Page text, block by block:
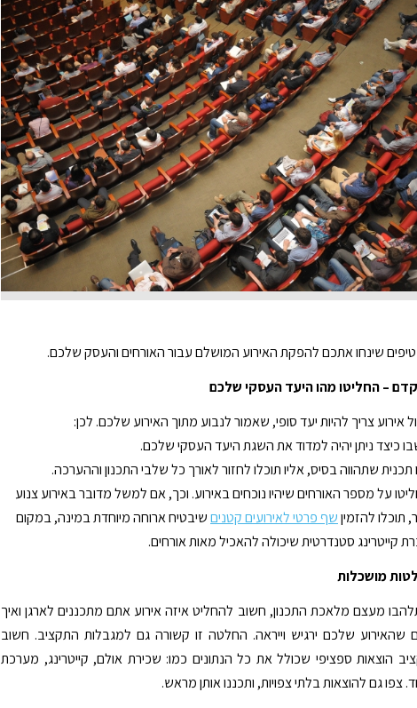
שינחו אתכם להפקת האירוע המושלם עבור האורחים והעסק שלכם.
– החליטו מהו היעד העסקי שלכם
אירוע צריך להיות יעד סופי, שאמור לנבוע מתוך האירוע שלכם. לכן:
כיצד ניתן יהיה למדוד את השגת היעד העסקי שלכם.
תכנית שתהווה בסיס, אליו תוכלו לחזור לאורך כל שלבי התכנון וההערכה.
על מספר האורחים שיהיו נוכחים באירוע. וכך, אם למשל מדובר באירוע צנוע
תוכלו להזמיןשף פרטי לאירועים קטניםשיבטיח ארוחה מיוחדת במינה, במקום
קייטרינג סטנדרטית שיכולה להאכיל מאות אורחים.
מושכלות
מעצם מלאכת התכנון, חשוב להחליט איזה אירוע אתם מתכננים לארגן ואיך
שהאירוע שלכם ירגיש וייראה. החלטה זו קשורה גם למגבלות התקציב. חשוב
הוצאות ספציפי שכולל את כל הנתונים כמו: שכירת אולם, קייטרינג, מערכת
צפו גם להוצאות בלתי צפויות, ותכננו אותן מראש.